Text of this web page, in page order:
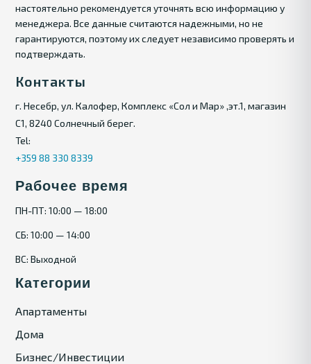
настоятельно рекомендуется уточнять всю информацию у
менеджера. Все данные считаются надежными, но не
гарантируются, поэтому их следует независимо проверять и
подтверждать.
Контакты
г. Несебр, ул. Калофер, Комплекс «Сол и Мар» ,эт.1, магазин
С1, 8240 Солнечный берег.
Tel:
+359 88 330 8339
Рабочее время
ПН-ПТ: 10:00 — 18:00
СБ: 10:00 — 14:00
ВС: Выходной
Категории
Апартаменты
Дома
Бизнес/Инвестиции